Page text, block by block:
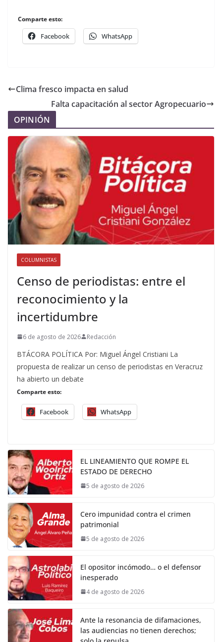
Comparte esto:
Facebook WhatsApp
Clima fresco impacta en salud
Falta capacitación al sector Agropecuario
OPINIÓN
COLUMNISTAS
Censo de periodistas: entre el
reconocimiento y la
incertidumbre
6 de agosto de 2026 Redacción
BTÁCORA POLÍTICA Por: Miguel Ángel Cristiani La
propuesta de realizar un censo de periodistas en Veracruz
ha abierto un debate
Comparte esto:
Facebook WhatsApp
EL LINEAMIENTO QUE ROMPE EL
ESTADO DE DERECHO
5 de agosto de 2026
Cero impunidad contra el crimen
patrimonial
5 de agosto de 2026
El opositor incómodo… o el defensor
inesperado
4 de agosto de 2026
Ante la resonancia de difamaciones,
las audiencias no tienen derechos;